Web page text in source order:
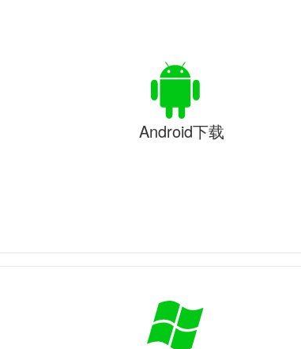
Android下载